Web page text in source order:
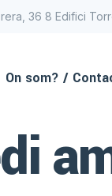
36 8 Edifici
On som? /